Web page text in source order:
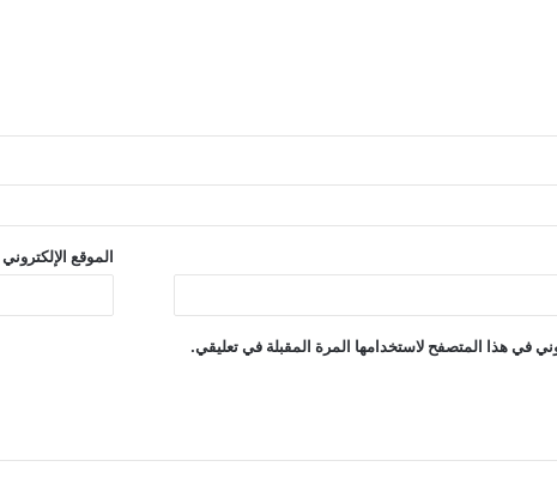
الموقع الإلكتروني
في هذا المتصفح لاستخدامها المرة المقبلة في تعليقي.